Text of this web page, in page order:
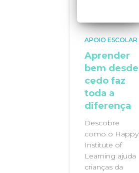
APOIO ESCOLAR
Aprender
bem desde
cedo faz
toda a
diferença
Descobre
como o Happy
Institute of
Learning ajuda
crianças da